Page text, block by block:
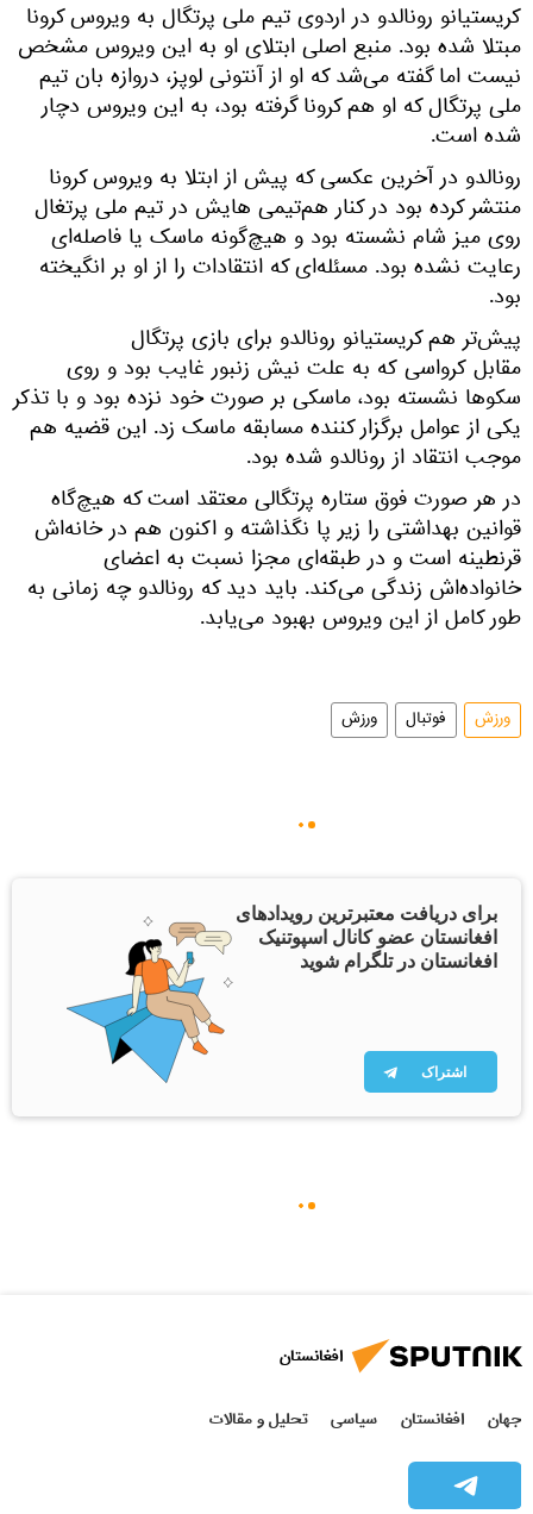
کریستیانو رونالدو در اردوی تیم ملی پرتگال به ویروس کرونا
مبتلا شده بود. منبع اصلی ابتلای او به این ویروس مشخص
نیست اما گفته می‌شد که او از آنتونی لوپز، دروازه بان تیم
ملی پرتگال که او هم کرونا گرفته بود، به این ویروس دچار
شده است.
رونالدو در آخرین عکسی که پیش از ابتلا به ویروس کرونا
منتشر کرده بود در کنار هم‌تیمی هایش در تیم ملی پرتغال
روی میز شام نشسته بود و هیچ‌گونه ماسک یا فاصله‌ای
رعایت نشده بود. مسئله‌ای که انتقادات را از او بر انگیخته
بود.
پیش‌تر هم کریستیانو رونالدو برای بازی پرتگال
مقابل کرواسی که به علت نیش زنبور غایب بود و روی
سکوها نشسته بود، ماسکی بر صورت خود نزده بود و با تذکر
یکی از عوامل برگزار کننده مسابقه ماسک زد. این قضیه هم
موجب انتقاد از رونالدو شده بود.
در هر صورت فوق ستاره پرتگالی معتقد است که هیچ‌گاه
قوانین بهداشتی را زیر پا نگذاشته و اکنون هم در خانه‌اش
قرنطینه است و در طبقه‌ای مجزا نسبت به اعضای
خانواده‌اش زندگی می‌کند. باید دید که رونالدو چه زمانی به
طور کامل از این ویروس بهبود می‌یابد.
ورزش فوتبال ورزش
برای دریافت معتبرترین رویدادهای
افغانستان عضو کانال اسپوتنیک
افغانستان در تلگرام شوید
اشتراک
افغانستان
جهان افغانستان سیاسی تحلیل و مقالات